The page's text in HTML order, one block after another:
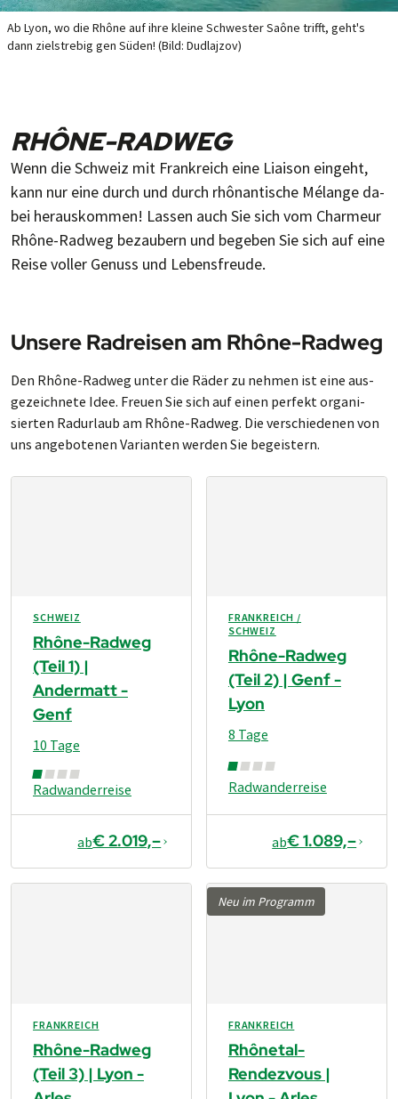
RHÔNE-RADWEG
Wenn die Schweiz mit Frank­reich eine Liai­son ein­geht,
kann nur eine durch und durch rhôn­ant­ische Mé­lange da­
bei her­aus­kom­men! Las­sen auch Sie sich vom Char­meur
Rhône-Rad­weg be­zau­bern und bege­ben Sie sich auf eine
Reise vol­ler Ge­nuss und Le­bens­freude.
Ab Lyon, wo die Rhône auf ihre kleine Schwes­ter Saône trifft, geht's
dann ziel­stre­big gen Süden! (Bild: Dudlajzov)
Unsere Radreisen am Rhône-Radweg
Den Rhône-Radweg unter die Rä­der zu neh­men ist eine aus­
ge­zeich­ne­te Idee. Freu­en Sie sich auf einen per­fekt or­ga­ni­
sier­ten Rad­ur­laub am Rhône-Rad­weg. Die ver­schie­de­nen von
uns an­ge­bo­te­nen Va­ri­an­ten wer­den Sie be­geis­tern.
SCHWEIZ
Rhône-Radweg
(Teil 1) |
Andermatt -
Genf
Radwanderreise
10 Tage
ab€ 2.019,–
FRANKREICH /
SCHWEIZ
Rhône-Radweg
(Teil 2) | Genf -
Lyon
Radwanderreise
8 Tage
ab€ 1.089,–
FRANKREICH
Rhône-Radweg
(Teil 3) | Lyon -
Neu im Programm
FRANKREICH
Rhônetal-
Rendezvous |